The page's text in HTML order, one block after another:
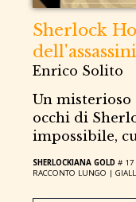
Sherlock
Enrico Solito
Un
occhi di
impossibile,
SHERLOCKIANA GOLD # 17
RACCONTO LUNGO |